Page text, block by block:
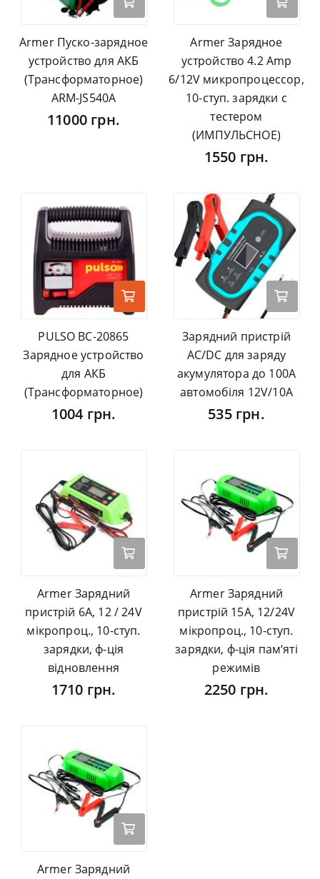
Armer Пуско-зарядное
устройство для АКБ
(Трансформаторное)
ARM-JS540A
11000 грн.
Armer Зарядное
устройство 4.2 Amp
6/12V микропроцессор,
10-ступ. зарядки с
тестером
(ИМПУЛЬСНОЕ)
1550 грн.
PULSO BC-20865
Зарядное устройство
для АКБ
(Трансформаторное)
1004 грн.
Зарядний пристрій
AC/DC для заряду
акумулятора до 100А
автомобіля 12V/10A
535 грн.
Armer Зарядний
пристрій 6А, 12 / 24V
мікропроц., 10-ступ.
зарядки, ф-ція
відновлення
1710 грн.
Armer Зарядний
пристрій 15А, 12/24V
мікропроц., 10-ступ.
зарядки, ф-ція пам‘яті
режимів
2250 грн.
Armer Зарядний